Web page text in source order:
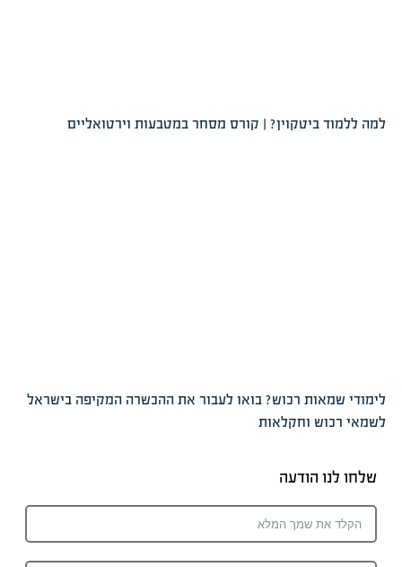
למה ללמוד ביטקוין? | קורס מסחר במטבעות וירטואליים
לימודי שמאות רכוש? בואו לעבור את ההכשרה המקיפה בישראל
לשמאי רכוש וחקלאות
שלחו לנו הודעה